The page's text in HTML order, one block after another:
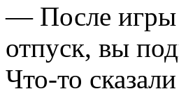
— После игры
отпуск, вы
Что-то